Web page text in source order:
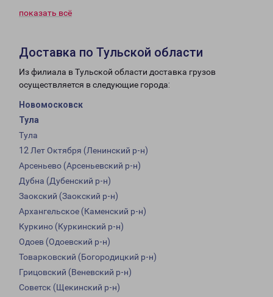
показать всё
Доставка по Тульской области
Из филиала в Тульской области доставка грузов
осуществляется в следующие города:
Новомосковск
Тула
Тула
12 Лет Октября (Ленинский р-н)
Арсеньево (Арсеньевский р-н)
Дубна (Дубенский р-н)
Заокский (Заокский р-н)
Архангельское (Каменский р-н)
Куркино (Куркинский р-н)
Одоев (Одоевский р-н)
Товарковский (Богородицкий р-н)
Грицовский (Веневский р-н)
Советск (Щекинский р-н)